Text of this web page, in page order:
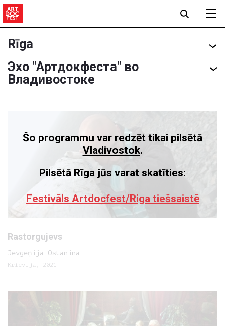
Rīga
Эхо "Артдокфеста" во
Владивостоке
Rastorgujevs
Jevgeņija Ostanina
Krievija, 2021
Šo programmu var redzēt tikai pilsētā
Vladivostok.
Pilsētā Rīga jūs varat skatīties:
Festivāls Artdocfest/Riga tiešsaistē